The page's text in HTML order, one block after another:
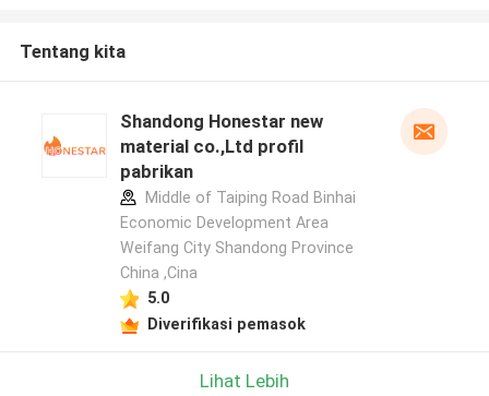
Tentang kita
Shandong Honestar new
material co.,Ltd profil
pabrikan
Middle of Taiping Road Binhai
Economic Development Area
Weifang City Shandong Province
China ,Cina
5.0
Diverifikasi pemasok
Lihat Lebih